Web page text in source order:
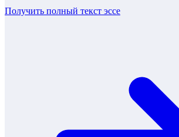
Получить полный текст эссе